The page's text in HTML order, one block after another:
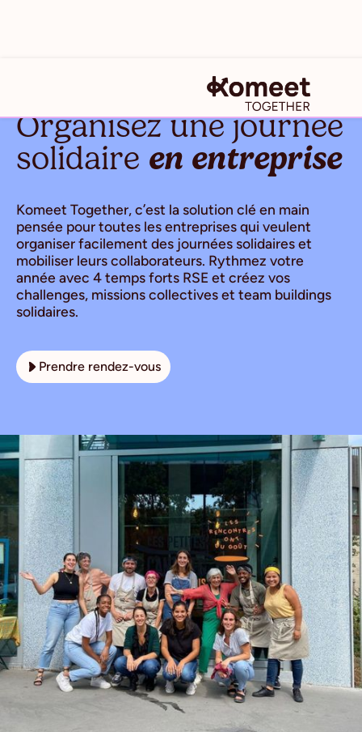
Organisez une journée
solidaire en entreprise
Komeet Together, c’est la solution clé en main
pensée pour toutes les entreprises qui veulent
organiser facilement des journées solidaires et
mobiliser leurs collaborateurs. Rythmez votre
année avec 4 temps forts RSE et créez vos
challenges, missions collectives et team buildings
solidaires.
Prendre rendez-vous